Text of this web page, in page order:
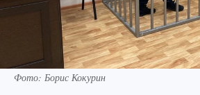
Фото: Борис Кокурин